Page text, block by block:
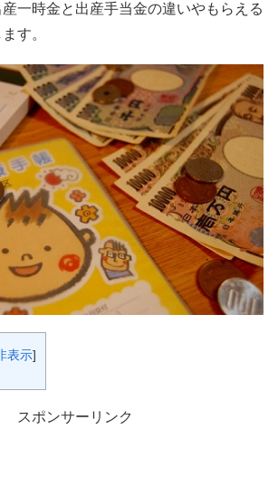
一時金と出産手当金の違いやもらえる
す。
表示]
スポンサーリンク